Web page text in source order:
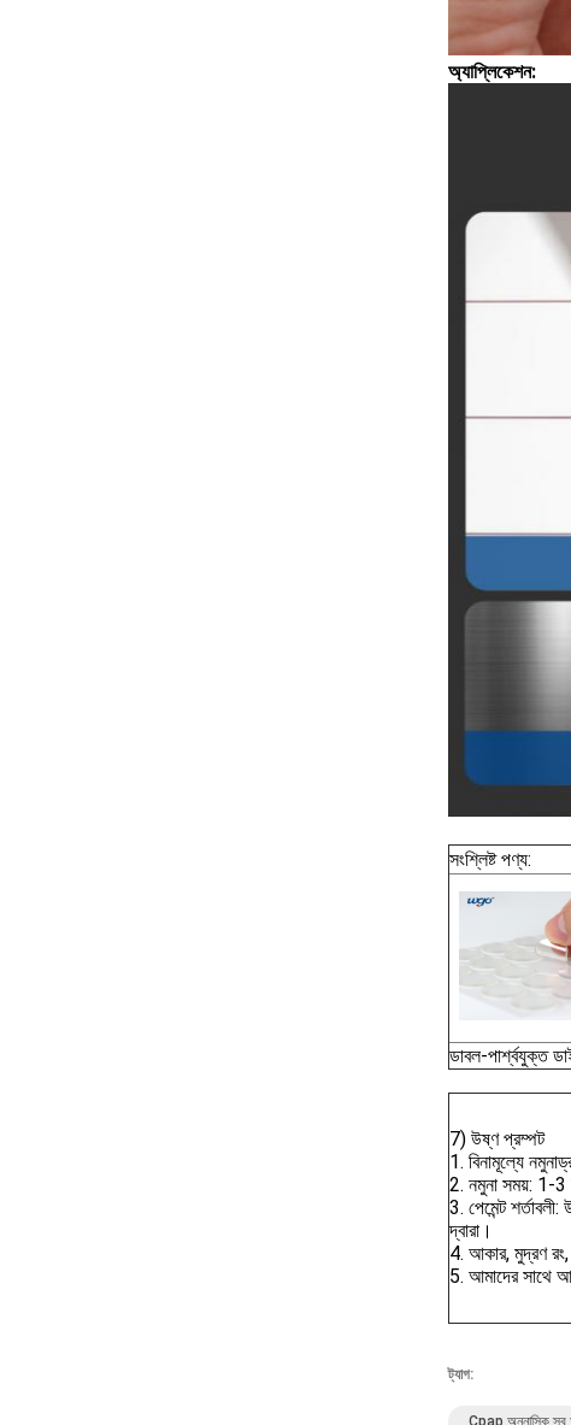
অ্যাপ্লিকেশন:
সংশ্লিষ্ট পণ্য:
ডাবল-পার্শ্বযুক্ত
7) উষ্ণ প্রম্পট
1. বিনামূল্যে নমুনা
2. নমুনা সময়: 1-3
3. পেমেন্ট
দ্বারা।
4. আকার, মুদ্রণ
5. আমাদের সাথে
ট্যাগ:
Cpap অনুনাসিক স্ব